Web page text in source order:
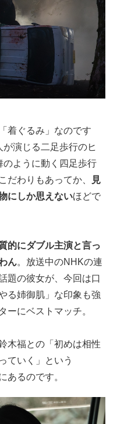
着ぐるみ」なのです
演じる二足歩行のヒ
ように動く四足歩行
だわりもあってか、
見
にしか思えないほどで
的にダブル主演と言っ
ん。放送中のNHKの連
題の彼女が、今回は口
る姉御肌」な印象も強
ーにベストマッチ。
木福との「初めは相性
ていく」という
あるのです。